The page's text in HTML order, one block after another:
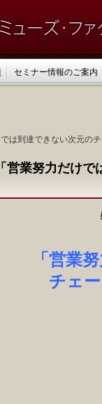
セミナー情報のご案内
は到達できない次元の
営業努力だけ
「営業
チェ